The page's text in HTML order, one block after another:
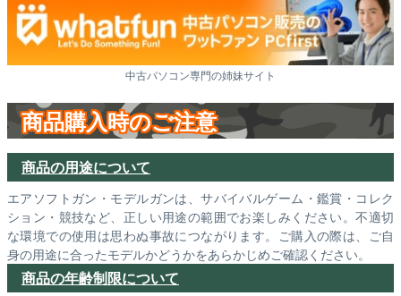
中古パソコン専門の姉妹サイト
商品購入時のご注意
商品の用途について
エアソフトガン・モデルガンは、サバイバルゲーム・鑑賞・コレク
ション・競技など、正しい用途の範囲でお楽しみください。不適切
な環境での使用は思わぬ事故につながります。ご購入の際は、ご自
身の用途に合ったモデルかどうかをあらかじめご確認ください。
商品の年齢制限について